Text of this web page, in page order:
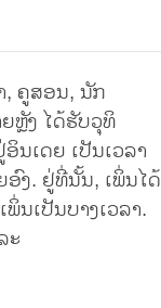
, ຄູສອນ, ນັກ
ຫຼັງ ໄດ້ຮັບວຸທິ
ນເດຍ ເປັນເວລາ
ງ. ຢູ່ທີ່ນັ້ນ, ເພິ່ນໄດ້
ນເປັນບາງເວລາ.
ະ